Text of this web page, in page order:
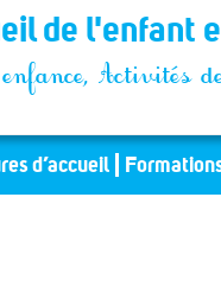
de l'enfant
Activités
d’accueil